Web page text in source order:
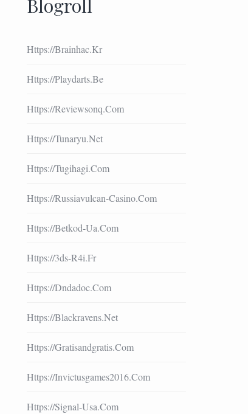
Blogroll
Https://brainhac.kr
Https://playdarts.be
Https://reviewsonq.com
Https://tunaryu.net
Https://tugihagi.com
Https://russiavulcan-Casino.com
Https://betkod-Ua.com
Https://3ds-R4i.fr
Https://dndadoc.com
Https://blackravens.net
Https://gratisandgratis.com
Https://invictusgames2016.com
Https://signal-Usa.com